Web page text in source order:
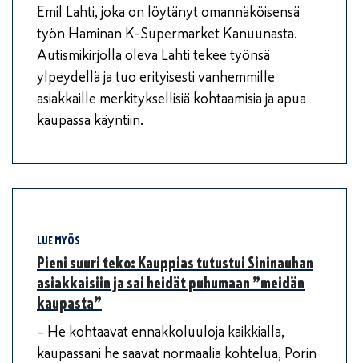
Emil Lahti, joka on löytänyt omannäköisensä
työn Haminan K-Supermarket Kanuunasta.
Autismikirjolla oleva Lahti tekee työnsä
ylpeydellä ja tuo erityisesti vanhemmille
asiakkaille merkityksellisiä kohtaamisia ja apua
kaupassa käyntiin.
LUE MYÖS
Pieni suuri teko: Kauppias tutustui Sininauhan
asiakkaisiin ja sai heidät puhumaan ”meidän
kaupasta”
– He kohtaavat ennakkoluuloja kaikkialla,
kaupassani he saavat normaalia kohtelua, Porin